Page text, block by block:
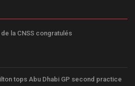
la CNSS congratulés
tops Abu Dhabi GP second practice